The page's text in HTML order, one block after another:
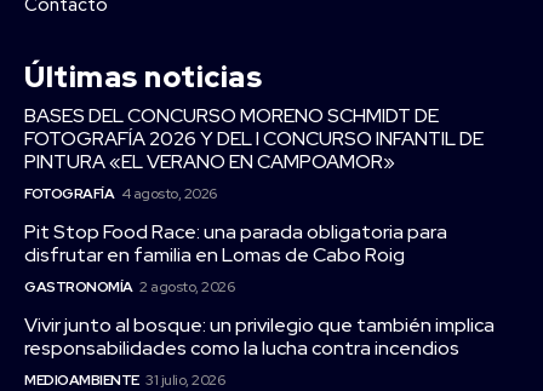
Últimas noticias
BASES DEL CONCURSO MORENO SCHMIDT DE
FOTOGRAFÍA 2026 Y DEL I CONCURSO INFANTIL DE
PINTURA «EL VERANO EN CAMPOAMOR»
FOTOGRAFÍA 4 agosto, 2026
Pit Stop Food Race: una parada obligatoria para
disfrutar en familia en Lomas de Cabo Roig
GASTRONOMÍA 2 agosto, 2026
Vivir junto al bosque: un privilegio que también implica
responsabilidades como la lucha contra incendios
MEDIOAMBIENTE 31 julio, 2026